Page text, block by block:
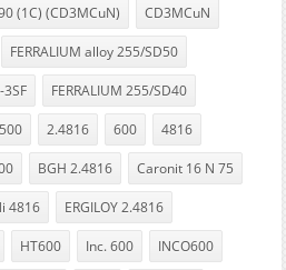
(1C) (CD3MCuN) CD3MCuN
FERRALIUM alloy 255/SD50
3SF FERRALIUM 255/SD40
2.4816 600 4816
BGH 2.4816 Caronit 16 N 75
4816 ERGILOY 2.4816
HT600 Inc. 600 INCO600